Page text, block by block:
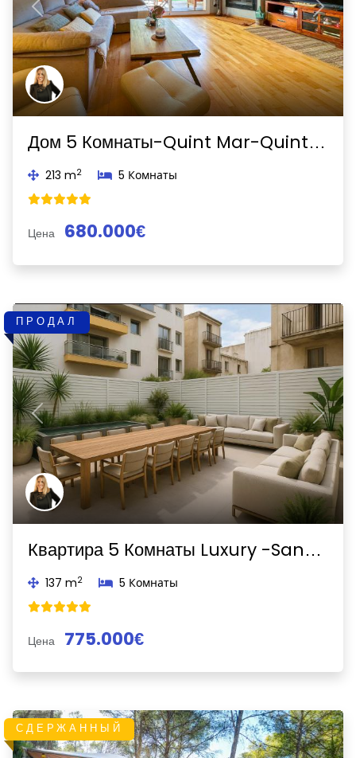
Previous Next
Дом 5 Комнаты-Quint Mar-Quint Mar
213 m2 5 Комнаты
Цена 680.000€
ПРОДАЛ
Previous Next
Квартира 5 Комнаты Luxury -Sant Sebastià-Sitges
137 m2 5 Комнаты
Цена 775.000€
СДЕРЖАННЫЙ